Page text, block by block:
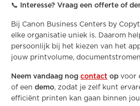
📞 Interesse? Vraag een offerte of
Bij Canon Business Centers by
elke organisatie uniek is. Daarom
persoonlijk bij het kiezen van het
jouw printvolume,
Neem vandaag nogcontact op voor
of eendemo, zodat je zelf kunt
efficiënt printen kan gaan binnen